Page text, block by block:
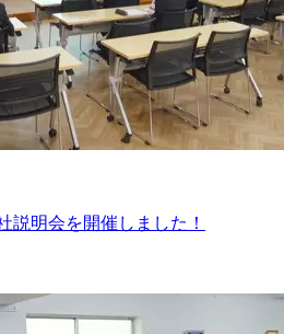
説明会を開催しました！